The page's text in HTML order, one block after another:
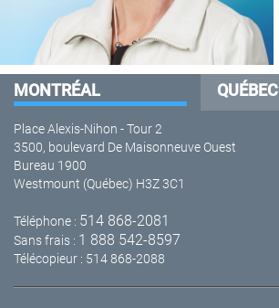
MONTRÉAL QUÉBEC
Place Alexis-Nihon - Tour 2
3500, boulevard De Maisonneuve Ouest
Bureau 1900
Westmount (Québec) H3Z 3C1
Téléphone : 514 868-2081
Sans frais : 1 888 542-8597
Télécopieur : 514 868-2088